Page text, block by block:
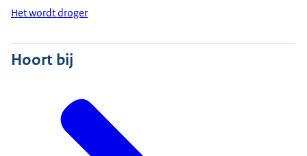
Het wordt droger
Hoort bij